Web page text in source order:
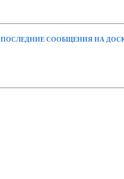
ПОСЛЕДНИЕ СООБЩЕНИЯ НА